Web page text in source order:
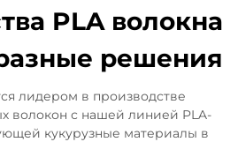
PLA волокна
решения
лидером в производстве
волокон с нашей линией PLA-
кукурузные материалы в